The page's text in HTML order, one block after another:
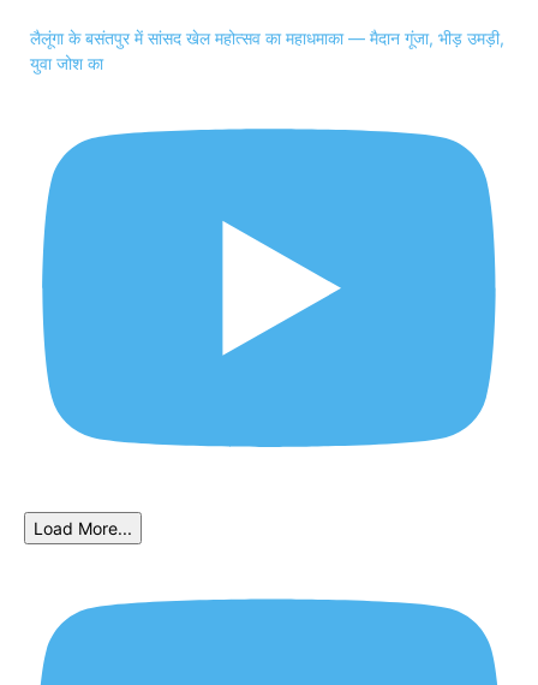
लैलूंगा के बसंतपुर में सांसद खेल महोत्सव का महाधमाका — मैदान गूंजा, भीड़ उमड़ी,
युवा जोश का
Load More...